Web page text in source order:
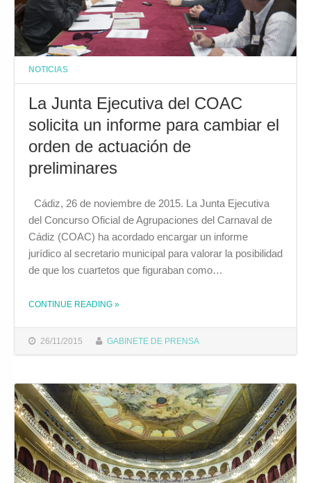
NOTICIAS
La Junta Ejecutiva del COAC
solicita un informe para cambiar el
orden de actuación de
preliminares
26/11/2015 GABINETE DE PRENSA
Cádiz, 26 de noviembre de 2015. La Junta Ejecutiva
del Concurso Oficial de Agrupaciones del Carnaval de
Cádiz (COAC) ha acordado encargar un informe
jurídico al secretario municipal para valorar la posibilidad
de que los cuartetos que figuraban como…
CONTINUE READING THE "LA JUNTA EJECUTIVA DEL COAC SOLICITA UN INFORME PARA CAMBIAR EL ORDEN DE ACTUACIÓN DE PRELIMINARES"
»